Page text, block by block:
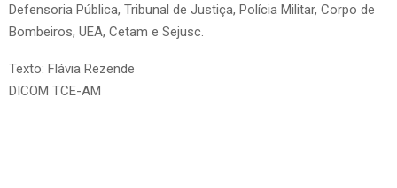
Defensoria Pública, Tribunal de Justiça, Polícia Militar, Corpo de
Bombeiros, UEA, Cetam e Sejusc.
Texto: Flávia Rezende
DICOM TCE-AM